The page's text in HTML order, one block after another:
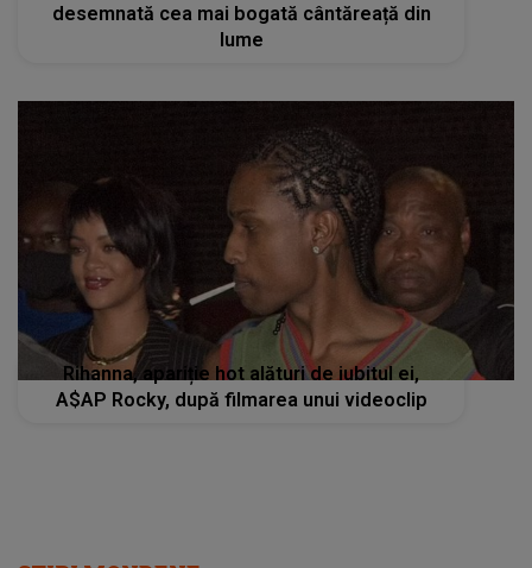
desemnată cea mai bogată cântăreață din
lume
Rihanna, apariție hot alături de iubitul ei,
A$AP Rocky, după filmarea unui videoclip